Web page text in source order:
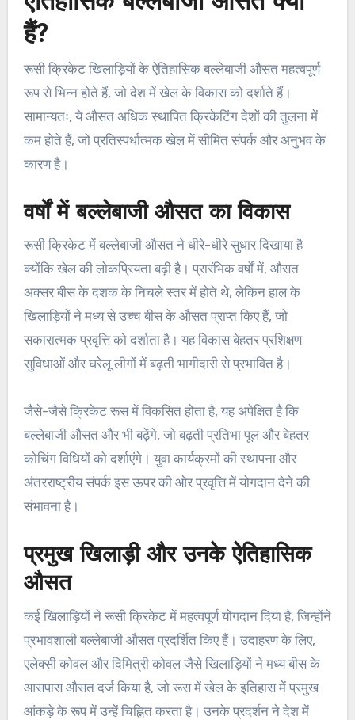
हैं?
रूसी क्रिकेट खिलाड़ियों के ऐतिहासिक बल्लेबाजी औसत महत्वपूर्ण
रूप से भिन्न होते हैं, जो देश में खेल के विकास को दर्शाते हैं।
सामान्यतः, ये औसत अधिक स्थापित क्रिकेटिंग देशों की तुलना में
कम होते हैं, जो प्रतिस्पर्धात्मक खेल में सीमित संपर्क और अनुभव के
कारण है।
वर्षों में बल्लेबाजी औसत का विकास
रूसी क्रिकेट में बल्लेबाजी औसत ने धीरे-धीरे सुधार दिखाया है
क्योंकि खेल की लोकप्रियता बढ़ी है। प्रारंभिक वर्षों में, औसत
अक्सर बीस के दशक के निचले स्तर में होते थे, लेकिन हाल के
खिलाड़ियों ने मध्य से उच्च बीस के औसत प्राप्त किए हैं, जो
सकारात्मक प्रवृत्ति को दर्शाता है। यह विकास बेहतर प्रशिक्षण
सुविधाओं और घरेलू लीगों में बढ़ती भागीदारी से प्रभावित है।
जैसे-जैसे क्रिकेट रूस में विकसित होता है, यह अपेक्षित है कि
बल्लेबाजी औसत और भी बढ़ेंगे, जो बढ़ती प्रतिभा पूल और बेहतर
कोचिंग विधियों को दर्शाएंगे। युवा कार्यक्रमों की स्थापना और
अंतरराष्ट्रीय संपर्क इस ऊपर की ओर प्रवृत्ति में योगदान देने की
संभावना है।
प्रमुख खिलाड़ी और उनके ऐतिहासिक
औसत
कई खिलाड़ियों ने रूसी क्रिकेट में महत्वपूर्ण योगदान दिया है, जिन्होंने
प्रभावशाली बल्लेबाजी औसत प्रदर्शित किए हैं। उदाहरण के लिए,
एलेक्सी कोवल और दिमित्री कोवल जैसे खिलाड़ियों ने मध्य बीस के
आसपास औसत दर्ज किया है, जो रूस में खेल के इतिहास में प्रमुख
आंकड़े के रूप में उन्हें चिह्नित करता है। उनके प्रदर्शन ने देश में